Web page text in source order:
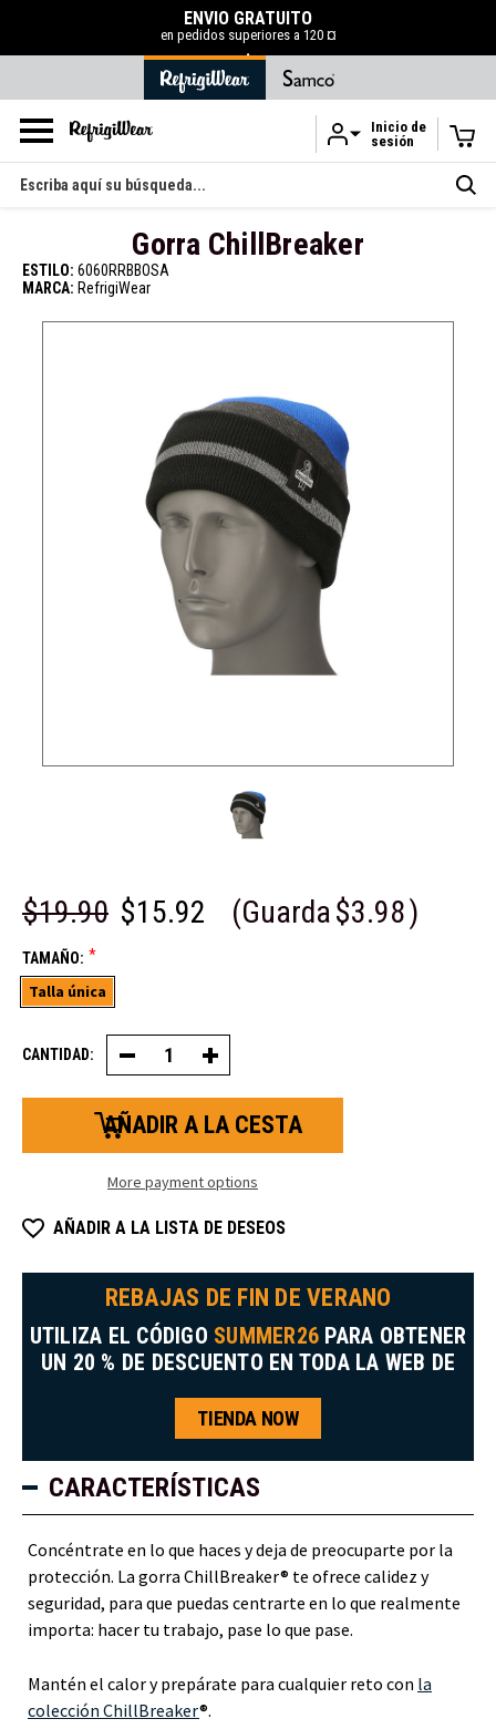
Ir al contenido principal
ENVÍO GRATUITO
en pedidos superiores a 120 ¤
.
Inicio de
sesión
Buscar
en
Gorra ChillBreaker
ESTILO: 6060RRBBOSA
MARCA: RefrigiWear
$19.90 $15.92 (Guarda$3.98)
TAMAÑO: *
Talla única
CANTIDAD: Disminuir
la
cantidad
de
ChillBreaker™
Aumentar
la
cantidad
tapas
More payment options
AÑADIR A LA LISTA DE DESEOS
REBAJAS DE FIN DE VERANO
UTILIZA EL CÓDIGO SUMMER26 PARA OBTENER
UN 20 % DE DESCUENTO EN TODA LA WEB DE
TIENDA NOW
CARACTERÍSTICAS
Concéntrate en lo que haces y deja de preocuparte por la
protección. La gorra ChillBreaker® te ofrece calidez y
seguridad, para que puedas centrarte en lo que realmente
importa: hacer tu trabajo, pase lo que pase.
Mantén el calor y prepárate para cualquier reto con la
colección ChillBreaker®.